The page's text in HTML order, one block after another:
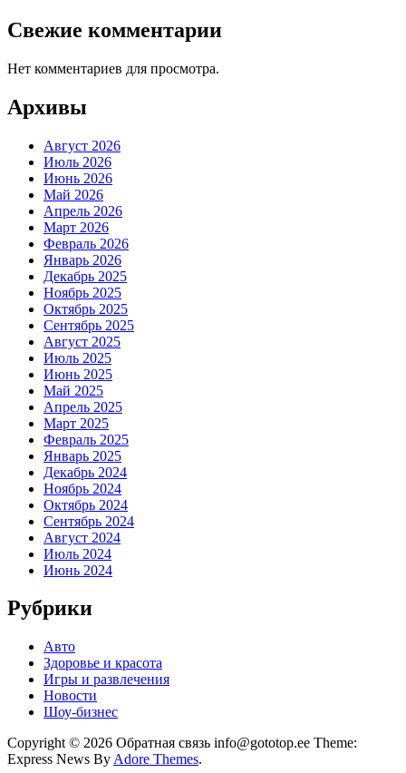
Свежие комментарии
Нет комментариев для просмотра.
Архивы
Август 2026
Июль 2026
Июнь 2026
Май 2026
Апрель 2026
Март 2026
Февраль 2026
Январь 2026
Декабрь 2025
Ноябрь 2025
Октябрь 2025
Сентябрь 2025
Август 2025
Июль 2025
Июнь 2025
Май 2025
Апрель 2025
Март 2025
Февраль 2025
Январь 2025
Декабрь 2024
Ноябрь 2024
Октябрь 2024
Сентябрь 2024
Август 2024
Июль 2024
Июнь 2024
Рубрики
Авто
Здоровье и красота
Игры и развлечения
Новости
Шоу-бизнес
Copyright © 2026 Обратная связь info@gototop.ee Theme:
Express News By Adore Themes.